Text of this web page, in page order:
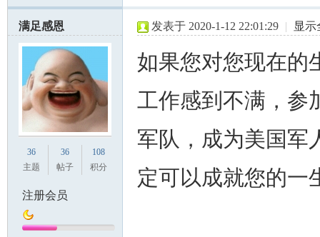
满足感恩
36
主题
36
帖子
108
积分
注册会员
发表于 2020-1-12 22:01:29 | 显示
如果您对您现在的
工作感到不满，参
军队，成为美国军
定可以成就您的